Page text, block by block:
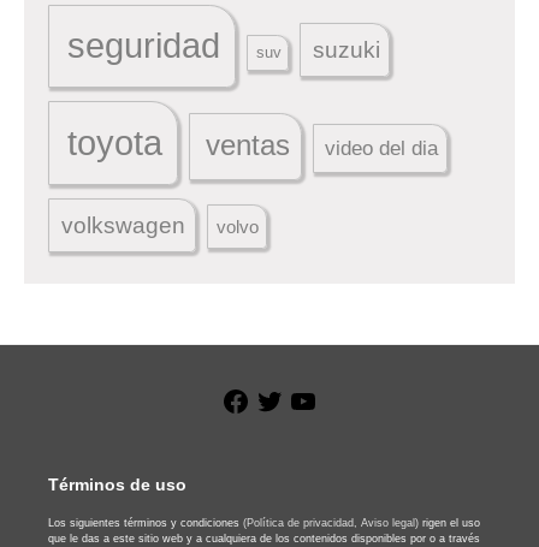
seguridad suv suzuki
toyota ventas video del dia
volkswagen volvo
Facebook
Twitter
Términos de uso
Los siguientes términos y condiciones (Política de privacidad, Aviso legal) rigen el uso
que le das a este sitio web y a cualquiera de los contenidos disponibles por o a través